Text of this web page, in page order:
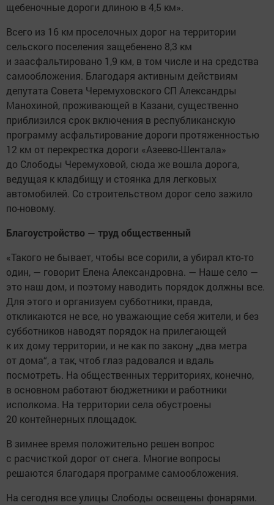
щебеночные дороги длиною в 4,5 км».
Всего из 16 км проселочных дорог на территории
сельского поселения защебенено 8,3 км
и заасфальтировано 1,9 км, в том числе и на средства
самообложения. Благодаря активным действиям
депутата Совета Черемуховского СП Александры
Манохиной, проживающей в Казани, существенно
приблизился срок включения в республиканскую
программу асфальтирование дороги протяженностью
12 км от перекрестка дороги «Азеево-Шентала»
до Слободы Черемуховой, сюда же вошла дорога,
ведущая к кладбищу и стоянка для легковых
автомобилей. Со строительством дорог село зажило
по-новому.
Благоустройство — труд общественный
«Такого не бывает, чтобы все сорили, а убирал кто-то
один, — говорит Елена Александровна. — Наше село —
это наш дом, и поэтому наводить порядок должны все.
Для этого и организуем субботники, правда,
откликаются не все, но уважающие себя жители, и без
субботников наводят порядок на прилегающей
к их дому территории, и не как по закону „два метра
от дома“, а так, чтоб глаз радовался и вдаль
посмотреть. На общественных территориях, конечно,
в основном работают бюджетники и работники
исполкома. На территории села обустроены
20 контейнерных площадок.
В зимнее время положительно решен вопрос
с расчисткой дорог от снега. Многие вопросы
решаются благодаря программе самообложения.
На сегодня все улицы Слободы освещены фонарями.